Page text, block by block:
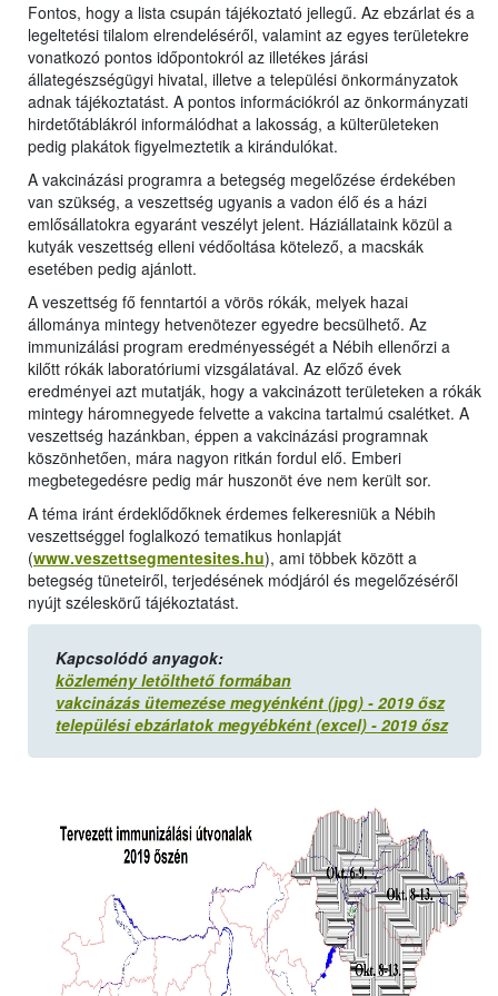
Fontos, hogy a lista csupán tájékoztató jellegű. Az ebzárlat és a
legeltetési tilalom elrendeléséről, valamint az egyes területekre
vonatkozó pontos időpontokról az illetékes járási
állategészségügyi hivatal, illetve a települési önkormányzatok
adnak tájékoztatást. A pontos információkról az önkormányzati
hirdetőtáblákról informálódhat a lakosság, a külterületeken
pedig plakátok figyelmeztetik a kirándulókat.
A vakcinázási programra a betegség megelőzése érdekében
van szükség, a veszettség ugyanis a vadon élő és a házi
emlősállatokra egyaránt veszélyt jelent. Háziállataink közül a
kutyák veszettség elleni védőoltása kötelező, a macskák
esetében pedig ajánlott.
A veszettség fő fenntartói a vörös rókák, melyek hazai
állománya mintegy hetvenötezer egyedre becsülhető. Az
immunizálási program eredményességét a Nébih ellenőrzi a
kilőtt rókák laboratóriumi vizsgálatával. Az előző évek
eredményei azt mutatják, hogy a vakcinázott területeken a rókák
mintegy háromnegyede felvette a vakcina tartalmú csalétket. A
veszettség hazánkban, éppen a vakcinázási programnak
köszönhetően, mára nagyon ritkán fordul elő. Emberi
megbetegedésre pedig már huszonöt éve nem került sor.
A téma iránt érdeklődőknek érdemes felkeresniük a Nébih
veszettséggel foglalkozó tematikus honlapját
(www.veszettsegmentesites.hu), ami többek között a
betegség tüneteiről, terjedésének módjáról és megelőzéséről
nyújt széleskörű tájékoztatást.
Kapcsolódó anyagok:
közlemény letölthető formában
vakcinázás ütemezése megyénként (jpg) - 2019 ősz
települési ebzárlatok megyébként (excel) - 2019 ősz